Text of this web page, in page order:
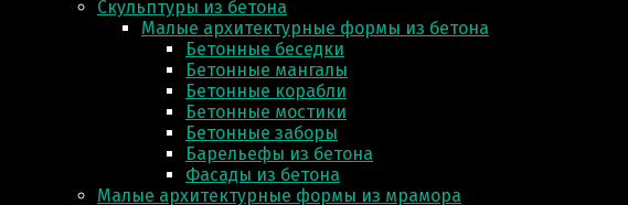
Скульптуры из бетона
Малые архитектурные формы из бетона
Бетонные беседки
Бетонные мангалы
Бетонные корабли
Бетонные мостики
Бетонные заборы
Барельефы из бетона
Фасады из бетона
Малые архитектурные формы из мрамора